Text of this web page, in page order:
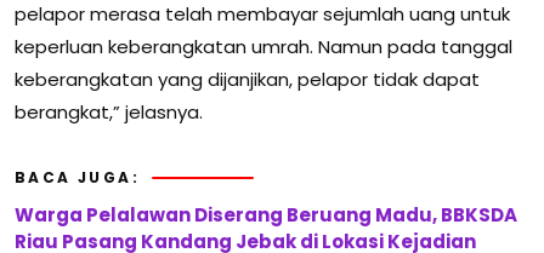
pelapor merasa telah membayar sejumlah uang untuk
keperluan keberangkatan umrah. Namun pada tanggal
keberangkatan yang dijanjikan, pelapor tidak dapat
berangkat,” jelasnya.
BACA JUGA:
Warga Pelalawan Diserang Beruang Madu, BBKSDA
Riau Pasang Kandang Jebak di Lokasi Kejadian